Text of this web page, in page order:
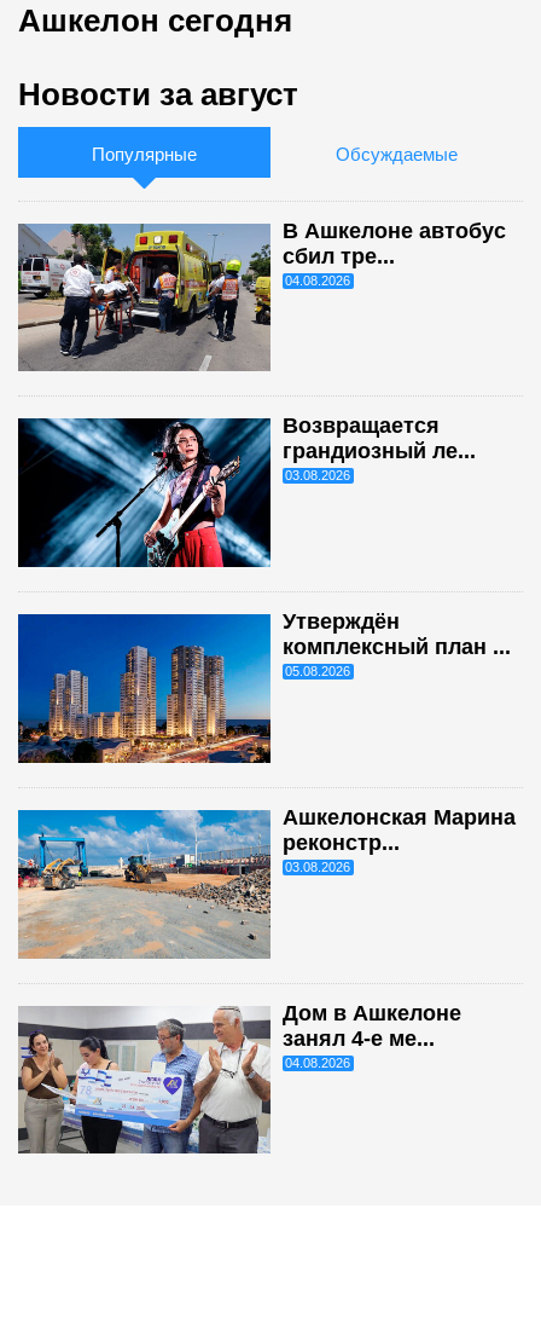
Ашкелон сегодня
Новости за август
Популярные Обсуждаемые
В Ашкелоне автобус
сбил тре...
04.08.2026
Возвращается
грандиозный ле...
03.08.2026
Утверждён
комплексный план ...
05.08.2026
Ашкелонская Марина
реконстр...
03.08.2026
Дом в Ашкелоне
занял 4-е ме...
04.08.2026